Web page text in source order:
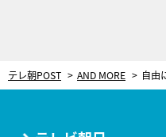
テレ朝POST AND MORE